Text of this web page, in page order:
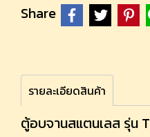
Share
รายละเอียดสินค้า
ตู้อบจานสแตนเลส รุ่น